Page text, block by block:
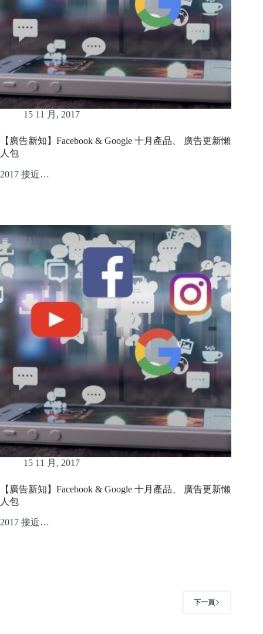
15 11 月, 2017
【廣告新知】Facebook & Google 十月產品、 廣告更新懶
人包
2017 接近…
15 11 月, 2017
【廣告新知】Facebook & Google 十月產品、 廣告更新懶
人包
2017 接近…
下一頁